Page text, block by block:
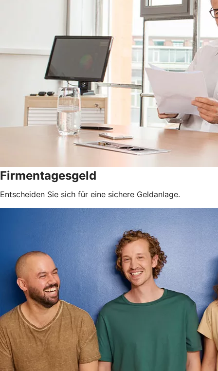
Firmentagesgeld
Entscheiden Sie sich für eine sichere Geldanlage.